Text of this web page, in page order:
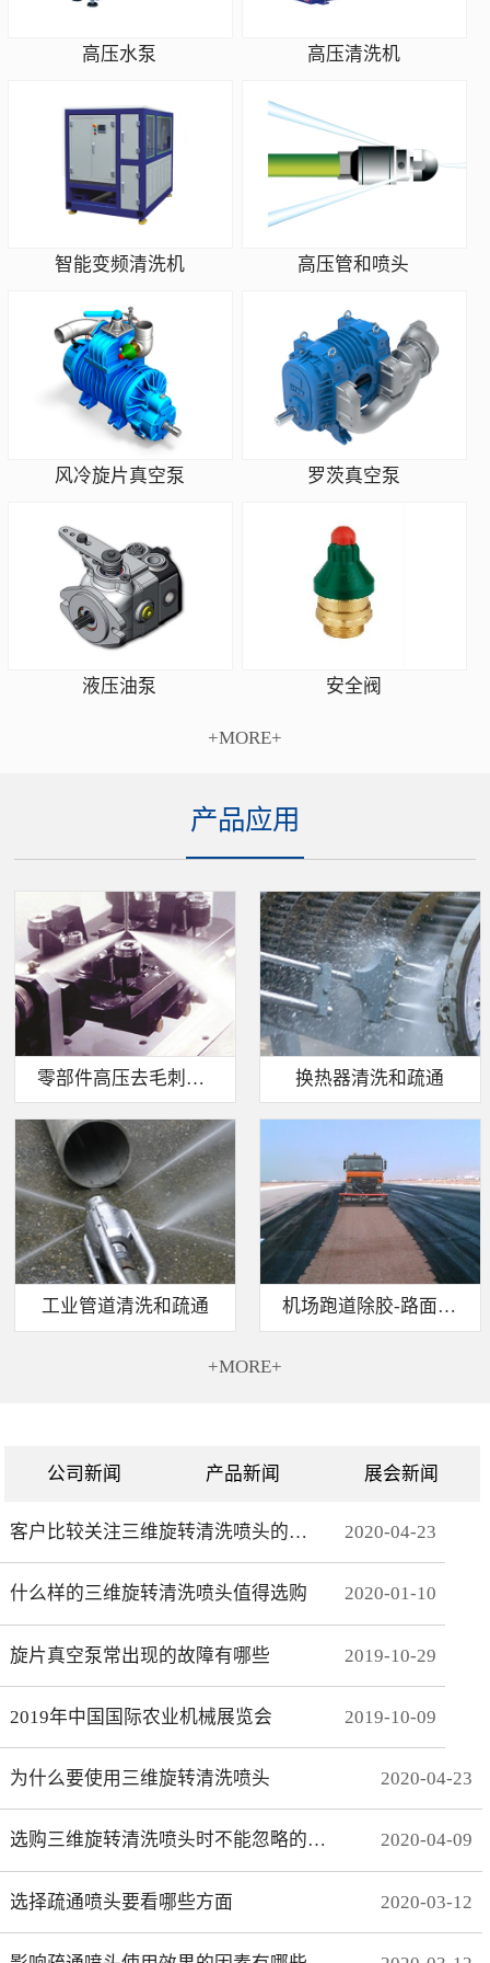
高压水泵 高压清洗机
智能变频清洗机 高压管和喷头
风冷旋片真空泵 罗茨真空泵
液压油泵 安全阀
+MORE+
产品应用
零部件高压去毛刺清洗 换热器清洗和疏通
工业管道清洗和疏通 机场跑道除胶-路面标线清除
+MORE+
公司新闻 产品新闻 展会新闻
客户比较关注三维旋转清洗喷头的哪些方面 2020-04-23
什么样的三维旋转清洗喷头值得选购 2020-01-10
旋片真空泵常出现的故障有哪些 2019-10-29
2019年中国国际农业机械展览会 2019-10-09
为什么要使用三维旋转清洗喷头 2020-04-23
选购三维旋转清洗喷头时不能忽略的事项有哪些 2020-04-09
选择疏通喷头要看哪些方面 2020-03-12